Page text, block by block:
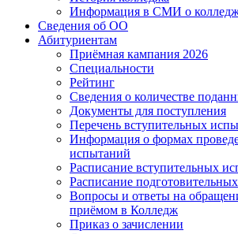
Информация в СМИ о
Сведения об ОО
Абитуриентам
Приёмная кампания 2026
Специальности
Рейтинг
Сведения о количестве
Документы для поступления
Перечень вступительных
Информация о формах
испытаний
Расписание вступительных
Расписание
Вопросы и ответы на
приёмом в Колледж
Приказ о зачислении